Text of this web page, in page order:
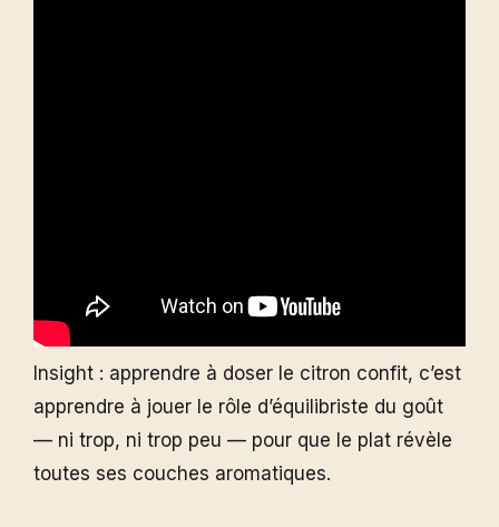
Insight : apprendre à doser le citron confit, c’est
apprendre à jouer le rôle d’équilibriste du goût
— ni trop, ni trop peu — pour que le plat révèle
toutes ses couches aromatiques.